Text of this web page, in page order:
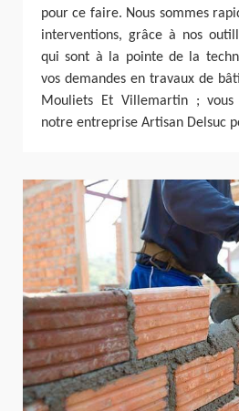
pour ce faire. Nous sommes
interventions, grâce à nos
qui sont à la pointe de la
vos demandes en travaux de
Mouliets Et Villemartin ; vous
notre entreprise Artisan Delsuc